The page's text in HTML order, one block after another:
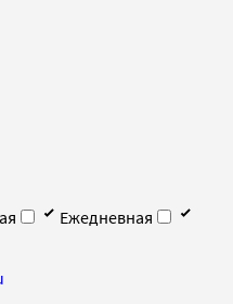
Ежедневная